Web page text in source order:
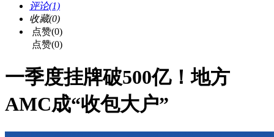
评论(1)
收藏(0)
点赞(0)
点赞(0)
一季度挂牌破500亿！地方
AMC成“收包大户”